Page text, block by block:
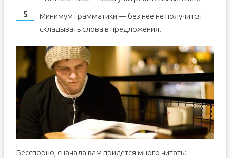
Минимум грамматики — без нее не получится
складывать слова в предложения.
Бесспорно, сначала вам придется много читать: